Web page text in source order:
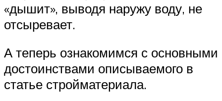
«дышит», выводя наружу воду, не
отсыревает.
А теперь ознакомимся с основными
достоинствами описываемого в
статье стройматериала.